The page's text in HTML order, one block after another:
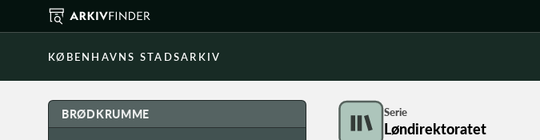
KØBENHAVNS STADSARKIV
BRØDKRUMME Serie
Løndirektoratet